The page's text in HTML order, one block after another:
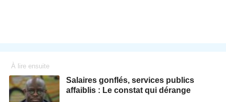
À lire ensuite
Salaires gonflés, services publics
affaiblis : Le constat qui dérange